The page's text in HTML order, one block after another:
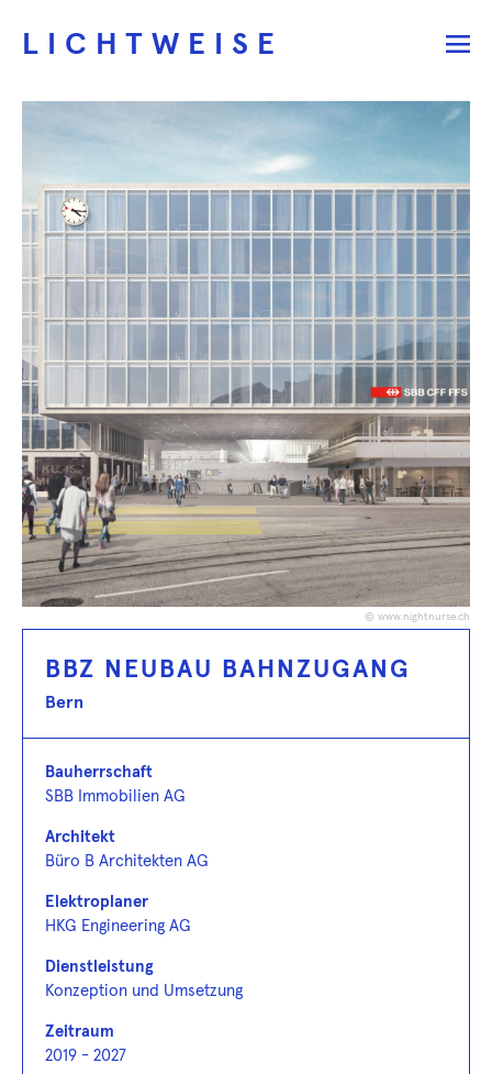
LICHTWEISE
© www.nightnurse.ch
BBZ NEUBAU BAHNZUGANG
Bern
Bauherrschaft
SBB Immobilien AG
Architekt
Büro B Architekten AG
Elektroplaner
HKG Engineering AG
Dienstleistung
Konzeption und Umsetzung
Zeitraum
2019 - 2027